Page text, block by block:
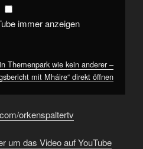
immer anzeigen
Themenpark wie kein anderer –
mit Mháire“ direkt öffnen
orkenspaltertv
um das Video auf YouTube